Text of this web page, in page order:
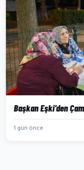
Başkan Eşki’den
1 gün önce